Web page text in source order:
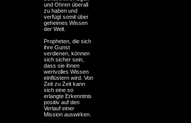
und Ohren überall
zu haben und
verfügt somit über
geheimes Wissen
der Welt.
Propheten, die sich
ihre Gunst
verdienen, können
sich sicher sein,
dass sie ihnen
wertvolles Wissen
einflüstern wird. Von
Zeit zu Zeit kann
sich eine so
erlangte Erkenntnis
positiv auf den
Verlauf einer
Mission auswirken.